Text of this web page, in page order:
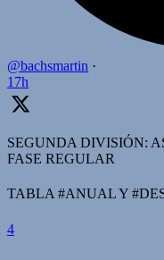
@bachsmartin ·
17h
SEGUNDA DIVISIÓN:
FASE REGULAR
TABLA #ANUAL Y
4